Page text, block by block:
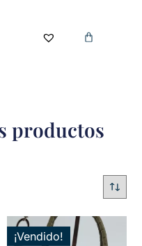
productos
¡Vendido!